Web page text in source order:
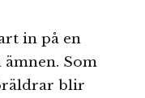
in på en
Som
blir